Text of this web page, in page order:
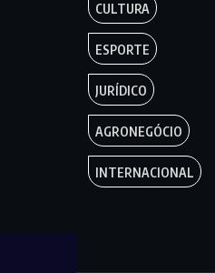
CULTURA
ESPORTE
JURÍDICO
AGRONEGÓCIO
INTERNACIONAL